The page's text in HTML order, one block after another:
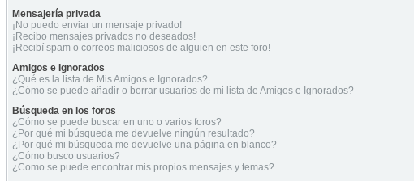
Mensajería privada
¡No puedo enviar un mensaje privado!
¡Recibo mensajes privados no deseados!
¡Recibí spam o correos maliciosos de alguien en este foro!
Amigos e Ignorados
¿Qué es la lista de Mis Amigos e Ignorados?
¿Cómo se puede añadir o borrar usuarios de mi lista de Amigos e Ignorados?
Búsqueda en los foros
¿Cómo se puede buscar en uno o varios foros?
¿Por qué mi búsqueda me devuelve ningún resultado?
¿Por qué mi búsqueda me devuelve una página en blanco?
¿Cómo busco usuarios?
¿Como se puede encontrar mis propios mensajes y temas?